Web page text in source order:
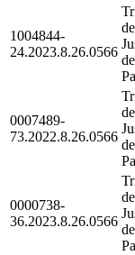
1004844-
24.2023.8.26.0566
de
0007489-
73.2022.8.26.0566
de
0000738-
36.2023.8.26.0566
de